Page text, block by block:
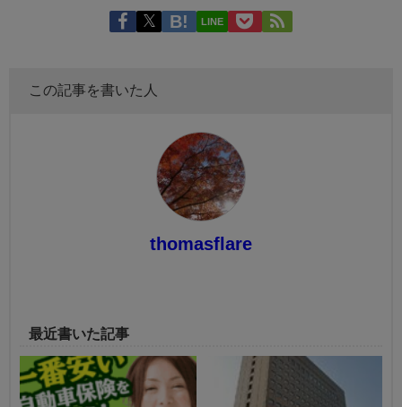
LINE
この記事を書いた人
thomasflare
最近書いた記事